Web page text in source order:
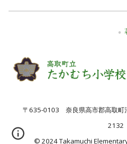
●
〒635-0103 奈良県高市郡高取
2132
© 2024 Takamuchi